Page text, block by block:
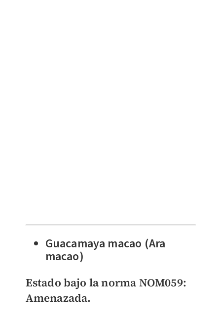
Guacamaya macao (Ara
macao)
Estado bajo la norma NOM059:
Amenazada.